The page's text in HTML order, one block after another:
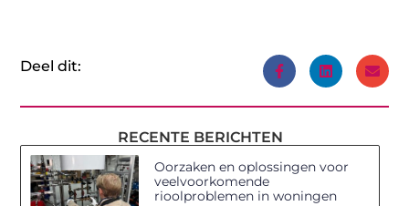
Deel dit:
RECENTE BERICHTEN
Oorzaken en oplossingen voor
veelvoorkomende
rioolproblemen in woningen